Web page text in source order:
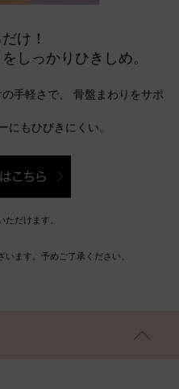
け！
しっかりひきしめ。
手軽さで、
骨盤まわりをサポ
にもひびきにくい。
だけます。
ます。予めご了承ください。